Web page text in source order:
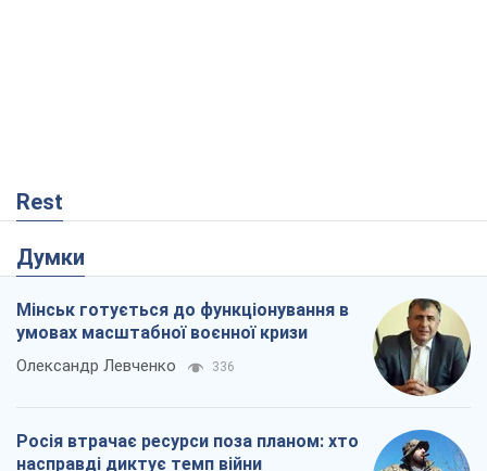
Rest
Думки
Мінськ готується до функціонування в
умовах масштабної воєнної кризи
Олександр Левченко 336
Росія втрачає ресурси поза планом: хто
насправді диктує темп війни